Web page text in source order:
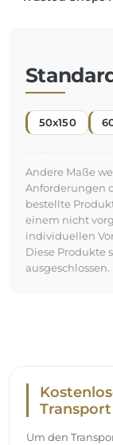
Transport
Um den
wir kümmern
völlig kostenlos.
Fuhrpark und
garantieren,
zusätzliche
großen
schnellen